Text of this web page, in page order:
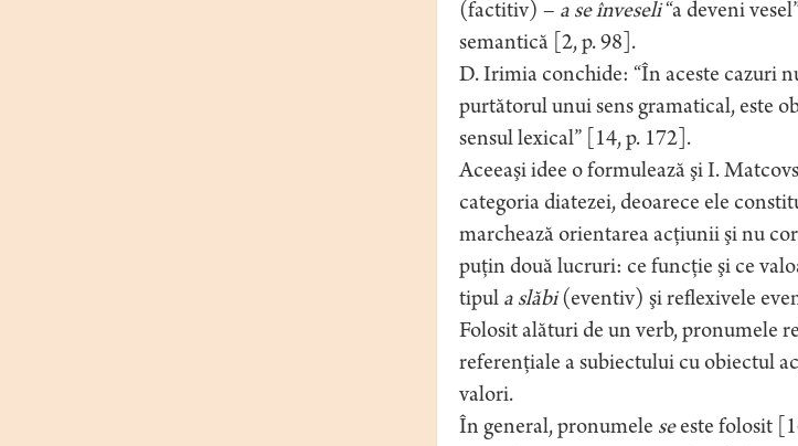
(factitiv) – a se înveseli“a deveni
semantică [2, p. 98].
D. Irimia conchide: “În aceste cazuri
purtătorul unui sens gramatical, este
sensul lexical” [14, p. 172].
Aceeaşi idee o formulează şi I.
categoria diatezei, deoarece ele
marchează orientarea acţiunii şi nu
puţin două lucruri: ce funcţie şi ce
tipul a slăbi(eventiv) şi reflexivele
Folosit alături de un verb, pronumele
referenţiale a subiectului cu obiectul
valori.
În general, pronumele seeste folosit